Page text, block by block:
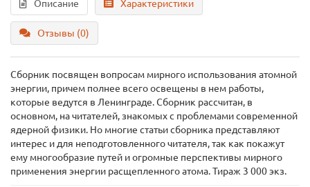
Описание Характеристики
Отзывы (0)
Сборник посвящен вопросам мирного использования атомной
энергии, причем полнее всего освещены в нем работы,
которые ведутся в Ленинграде. Сборник рассчитан, в
основном, на читателей, знакомых с проблемами современной
ядерной физики. Но многие статьи сборника представляют
интерес и для неподготовленного читателя, так как покажут
ему многообразие путей и огромные перспективы мирного
применения энергии расщепленного атома. Тираж 3 000 экз.